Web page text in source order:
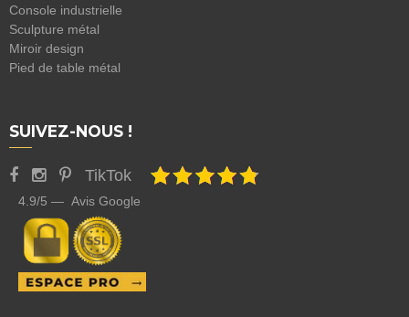
Console industrielle
Sculpture métal
Miroir design
Pied de table métal
SUIVEZ-NOUS !
TikTok
4.9/5 — Avis Google